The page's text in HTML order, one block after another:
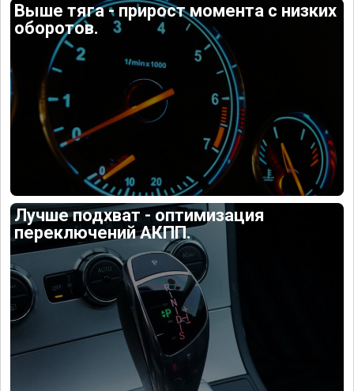
Выше тяга - прирост момента с низких
оборотов.
Лучше подхват - оптимизация
переключений АКПП.